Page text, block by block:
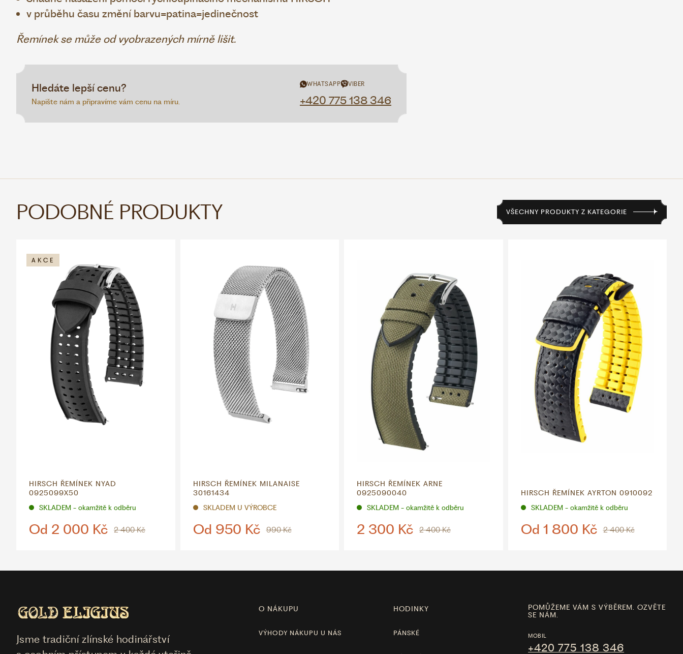
v průběhu času změní barvu=patina=jedinečnost
Řemínek se může od vyobrazených mírně lišit.
Hledáte lepší cenu?
Napište nám a připravíme vám cenu na míru.
WHATSAPP VIBER
+420 775 138 346
PODOBNÉ PRODUKTY VŠECHNY PRODUKTY Z KATEGORIE
AKCE
HIRSCH ŘEMÍNEK NYAD
0925099X50
SKLADEM - okamžitě k odběru
Od 2 000 Kč 2 400 Kč
HIRSCH ŘEMÍNEK MILANAISE
30161434
SKLADEM U VÝROBCE
Od 950 Kč 990 Kč
HIRSCH ŘEMÍNEK ARNE
0925090040
SKLADEM - okamžitě k odběru
2 300 Kč 2 400 Kč
HIRSCH ŘEMÍNEK AYRTON 0910092
SKLADEM - okamžitě k odběru
Od 1 800 Kč 2 400 Kč
Jsme tradiční zlínské hodinářství
O NÁKUPU
VÝHODY NÁKUPU U NÁS
HODINKY
PÁNSKÉ
POMŮŽEME VÁM S VÝBĚREM. OZVĚTE
SE NÁM.
MOBIL
+420 775 138 346